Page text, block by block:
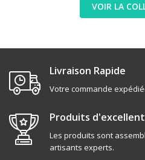
VOIR LA
Livraison Rapide
Votre commande
Produits
Les produits sont
artisants experts.